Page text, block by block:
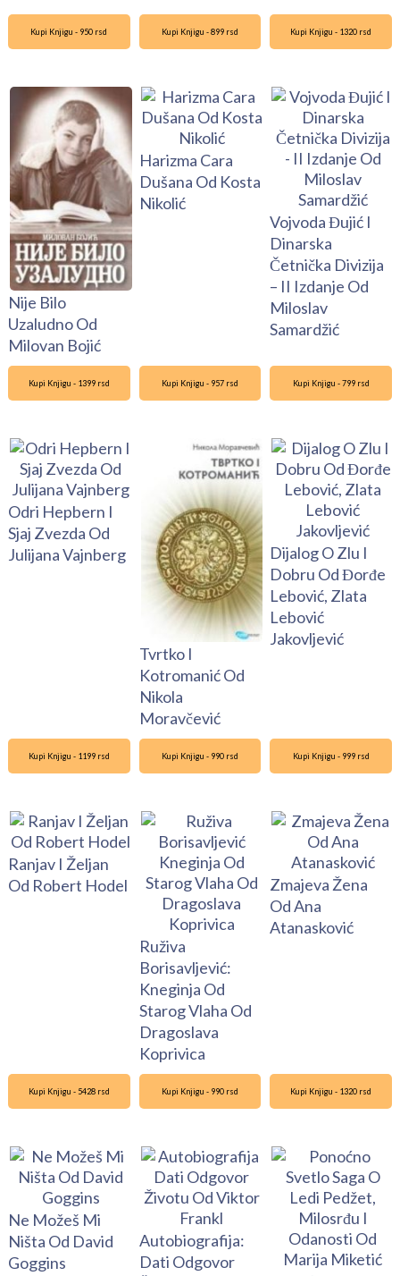
Kupi Knjigu - 950 rsd
Nije Bilo
Uzaludno Od
Milovan Bojić
Kupi Knjigu - 899 rsd
Harizma Cara
Dušana Od Kosta
Nikolić
Kupi Knjigu - 1320 rsd
Vojvoda Đujić I
Dinarska
Četnička Divizija
– II Izdanje Od
Miloslav
Samardžić
Kupi Knjigu - 1399 rsd
Odri Hepbern I
Sjaj Zvezda Od
Julijana Vajnberg
Kupi Knjigu - 957 rsd
Tvrtko I
Kotromanić Od
Nikola
Moravčević
Kupi Knjigu - 799 rsd
Dijalog O Zlu I
Dobru Od Đorđe
Lebović, Zlata
Lebović
Jakovljević
Kupi Knjigu - 1199 rsd
Ranjav I Željan
Od Robert Hodel
Kupi Knjigu - 990 rsd
Ruživa
Borisavljević:
Kneginja Od
Starog Vlaha Od
Dragoslava
Koprivica
Kupi Knjigu - 999 rsd
Zmajeva Žena
Od Ana
Atanasković
Kupi Knjigu - 5428 rsd
Ne Možeš Mi
Ništa Od David
Goggins
Kupi Knjigu - 990 rsd
Autobiografija:
Dati Odgovor
Kupi Knjigu - 1320 rsd